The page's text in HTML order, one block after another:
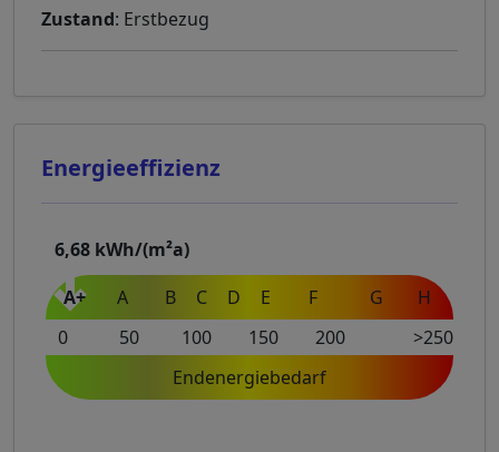
Zustand: Erstbezug
Energieeffizienz
A+ A B C D E F G H
6,68 kWh/(m²a)
0 50 100 150 200
>250
Endenergiebedarf